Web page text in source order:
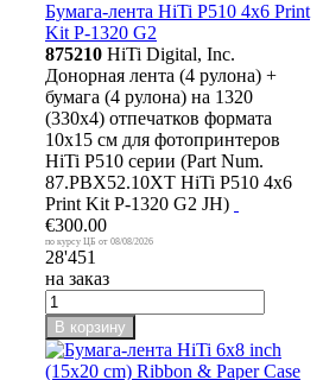
Бумага-лента HiTi P510 4x6 Print
Kit P-1320 G2
875210 HiTi Digital, Inc.
Донорная лента (4 рулона) +
бумага (4 рулона) на 1320
(330x4) отпечатков формата
10x15 cм для фотопринтеров
HiTi P510 серии (Part Num.
87.PBX52.10XT HiTi P510 4x6
Print Kit P-1320 G2 JH)
€300.00
08/08/2026
28'451
на заказ
В корзину